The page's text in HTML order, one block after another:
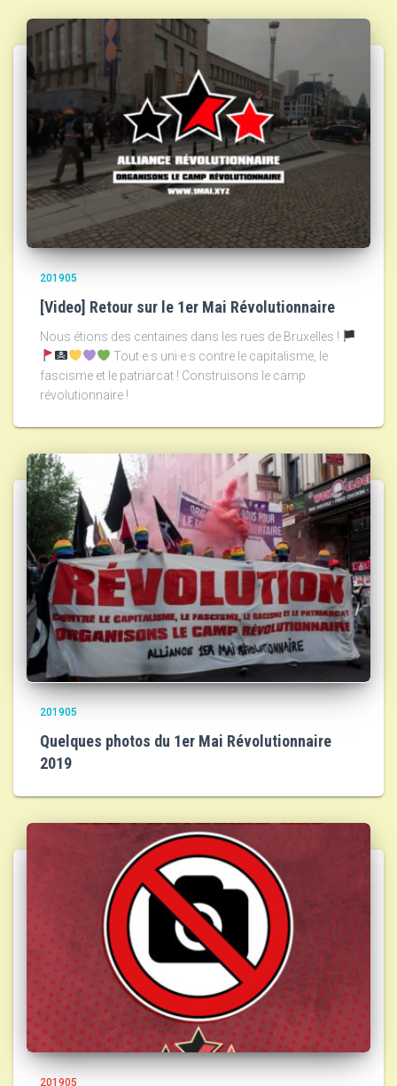
201905
[Video] Retour sur le 1er Mai Révolutionnaire
Nous étions des centaines dans les rues de Bruxelles !
Tout·e·s uni·e·s contre le capitalisme, le
fascisme et le patriarcat ! Construisons le camp
révolutionnaire !
201905
Quelques photos du 1er Mai Révolutionnaire
2019
201905